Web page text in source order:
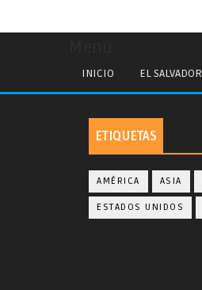
INICIO EL SALVADOR
ETIQUETAS
AMÉRICA ASIA
ESTADOS UNIDOS